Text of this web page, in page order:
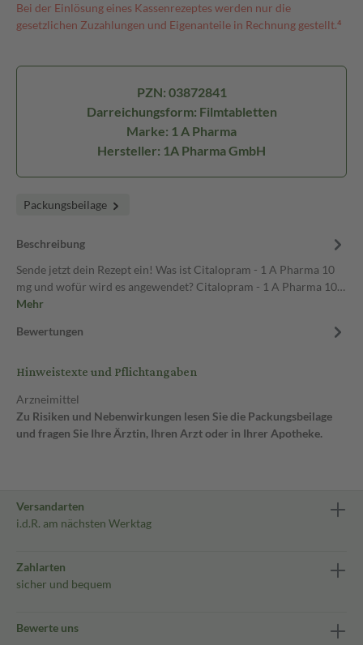
Bei der Einlösung eines Kassenrezeptes werden nur die
gesetzlichen Zuzahlungen und Eigenanteile in Rechnung gestellt.⁴
PZN: 03872841
Darreichungsform: Filmtabletten
Marke: 1 A Pharma
Hersteller: 1A Pharma GmbH
Packungsbeilage
Beschreibung
Sende jetzt dein Rezept ein! Was ist Citalopram - 1 A Pharma 10
mg und wofür wird es angewendet? Citalopram - 1 A Pharma 10…
Mehr
Bewertungen
Hinweistexte und Pflichtangaben
Arzneimittel
Zu Risiken und Nebenwirkungen lesen Sie die Packungsbeilage
und fragen Sie Ihre Ärztin, Ihren Arzt oder in Ihrer Apotheke.
Versandarten
i.d.R. am nächsten Werktag
Zahlarten
sicher und bequem
Bewerte uns